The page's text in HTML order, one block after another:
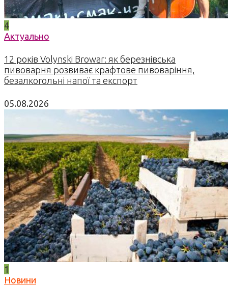
4
Актуально
12 років Volynski Browar: як березнівська
пивоварня розвиває крафтове пивоваріння,
безалкогольні напої та експорт
05.08.2026
1
Новини